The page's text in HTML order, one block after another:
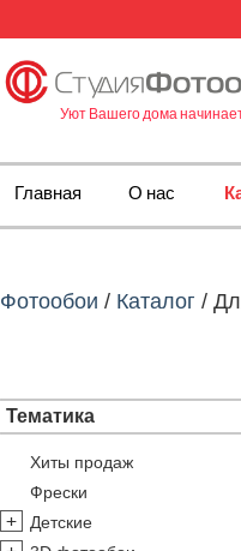
Уют Вашего дома
Главная О нас
Фотообои / Каталог /
Тематика
Хиты продаж
Фрески
Детские